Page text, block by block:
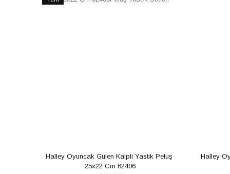
Halley Oyuncak Gülen Kalpli Yastık Peluş
25x22 Cm 62406
Halley